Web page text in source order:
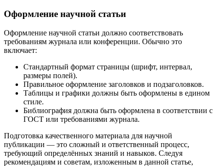
Оформление научной статьи
Оформление научной статьи должно соответствовать
требованиям журнала или конференции. Обычно это
включает:
Стандартный формат страницы (шрифт, интервал,
размеры полей).
Правильное оформление заголовков и подзаголовков.
Таблицы и графики должны быть оформлены в едином
стиле.
Библиография должна быть оформлена в соответствии с
ГОСТ или требованиями журнала.
Подготовка качественного материала для научной
публикации — это сложный и ответственный процесс,
требующий определённых знаний и навыков. Следуя
рекомендациям и советам, изложенным в данной статье,